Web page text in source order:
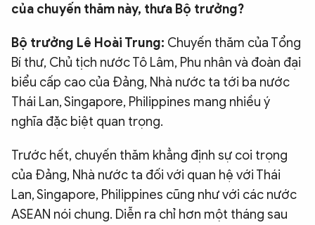
của chuyến thăm này, thưa Bộ trưởng?
Bộ trưởng Lê Hoài Trung: Chuyến thăm của Tổng
Bí thư, Chủ tịch nước Tô Lâm, Phu nhân và đoàn đại
biểu cấp cao của Đảng, Nhà nước ta tới ba nước
Thái Lan, Singapore, Philippines mang nhiều ý
nghĩa đặc biệt quan trọng.
Trước hết, chuyến thăm khẳng định sự coi trọng
của Đảng, Nhà nước ta đối với quan hệ với Thái
Lan, Singapore, Philippines cũng như với các nước
ASEAN nói chung. Diễn ra chỉ hơn một tháng sau